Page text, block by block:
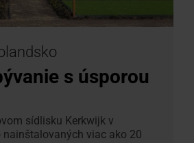
s úsporou
sídlisku Kerkwijk v
nainštalovaných viac ako 20